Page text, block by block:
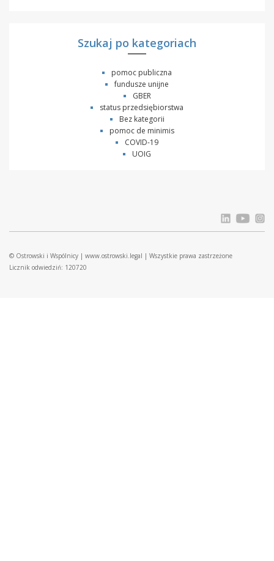
Szukaj po kategoriach
pomoc publiczna
fundusze unijne
GBER
status przedsiębiorstwa
Bez kategorii
pomoc de minimis
COVID-19
UOIG
© Ostrowski i Wspólnicy | www.ostrowski.legal | Wszystkie prawa zastrzeżone
Licznik odwiedziń: 120720